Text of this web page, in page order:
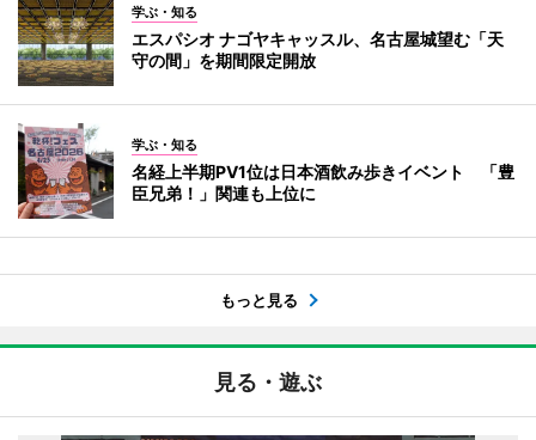
学ぶ・知る
エスパシオ ナゴヤキャッスル、名古屋城望む「天
守の間」を期間限定開放
学ぶ・知る
名経上半期PV1位は日本酒飲み歩きイベント 「豊
臣兄弟！」関連も上位に
もっと見る
見る・遊ぶ